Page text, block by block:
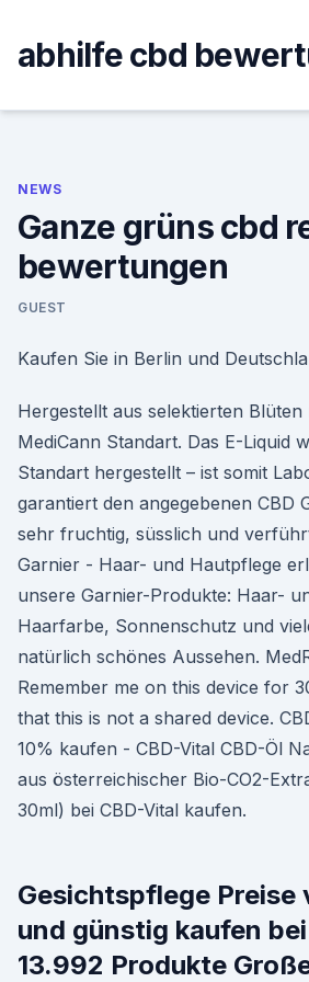
content
abhilfe cbd
NEWS
Ganze grüns cbd
bewertungen
GUEST
Kaufen Sie in Berlin und
Hergestellt aus selektierten
MediCann Standart. Das E-Liquid
Standart hergestellt – ist somit
garantiert den angegebenen CBD
sehr fruchtig, süsslich und
Garnier - Haar- und Hautpflege
unsere Garnier-Produkte: Haar-
Haarfarbe, Sonnenschutz und
natürlich schönes Aussehen.
Remember me on this device for
that this is not a shared device.
10% kaufen - CBD-Vital CBD-Öl
aus österreichischer Bio-CO2-
30ml) bei CBD-Vital kaufen.
Gesichtspflege Preise
und günstig kaufen
13.992 Produkte